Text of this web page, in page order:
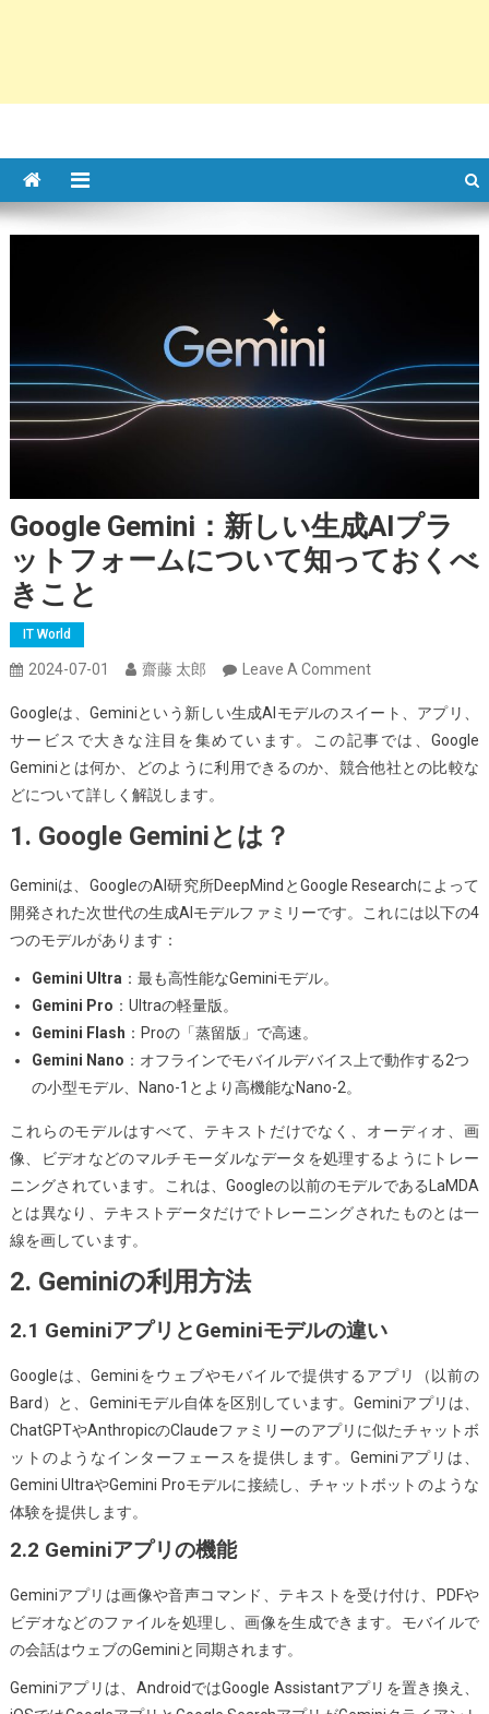
Google Gemini：新しい生成AIプラ
ットフォームについて知っておくべ
きこと
IT World
2024-07-01 齋藤 太郎 Leave A CommentOn
Gemini：
新
し
AI
プ
ォ
に
つ
い
て
お
べ
き
こ
と
Googleは、Geminiという新しい生成AIモデルのスイート、アプリ、
サービスで大きな注目を集めています。この記事では、Google
Geminiとは何か、どのように利用できるのか、競合他社との比較な
どについて詳しく解説します。
1. Google Geminiとは？
Geminiは、GoogleのAI研究所DeepMindとGoogle Researchによって
開発された次世代の生成AIモデルファミリーです。これには以下の4
つのモデルがあります：
Gemini Ultra ：最も高性能なGeminiモデル。
Gemini Pro ：Ultraの軽量版。
Gemini Flash ：Proの「蒸留版」で高速。
Gemini Nano ：オフラインでモバイルデバイス上で動作する2つ
の小型モデル、Nano-1とより高機能なNano-2。
これらのモデルはすべて、テキストだけでなく、オーディオ、画
像、ビデオなどのマルチモーダルなデータを処理するようにトレー
ニングされています。これは、Googleの以前のモデルであるLaMDA
とは異なり、テキストデータだけでトレーニングされたものとは一
線を画しています。
2. Geminiの利用方法
2.1 GeminiアプリとGeminiモデルの違い
Googleは、Geminiをウェブやモバイルで提供するアプリ（以前の
Bard）と、Geminiモデル自体を区別しています。Geminiアプリは、
ChatGPTやAnthropicのClaudeファミリーのアプリに似たチャットボ
ットのようなインターフェースを提供します。Geminiアプリは、
Gemini UltraやGemini Proモデルに接続し、チャットボットのような
体験を提供します。
2.2 Geminiアプリの機能
Geminiアプリは画像や音声コマンド、テキストを受け付け、PDFや
ビデオなどのファイルを処理し、画像を生成できます。モバイルで
の会話はウェブのGeminiと同期されます。
Geminiアプリは、AndroidではGoogle Assistantアプリを置き換え、